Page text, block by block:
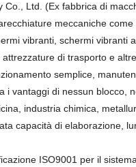
Co., Ltd. (Ex fabbrica di
meccaniche
vibranti, schermi
di trasporto e
semplice,
i vantaggi di nessun blocco,
industria chimica,
capacità di elaborazione,
ISO9001 per il